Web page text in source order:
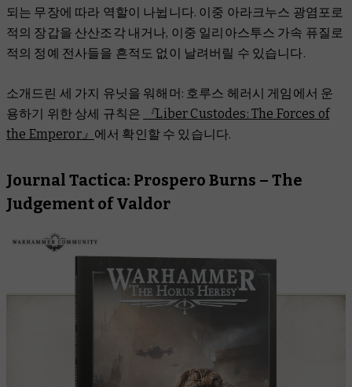
되는 무장에 따라 역할이 나뉩니다. 이중 아라크누스 광염포로
적의 장갑을 산산조각 내거나, 이중 일리아스투스 가속 퓨질로
적의 정예 전사들을 흔적도 없이 날려버릴 수 있습니다.
소개드린 세 가지 유닛을 워해머: 호루스 헤러시 게임에서 운
용하기 위한 상세 규칙은
『Liber Custodes: The Forces of
the Emperor』 에서 확인할 수 있습니다.
Journal Tactica: Prospero Burns – The
Judgement of Valdor